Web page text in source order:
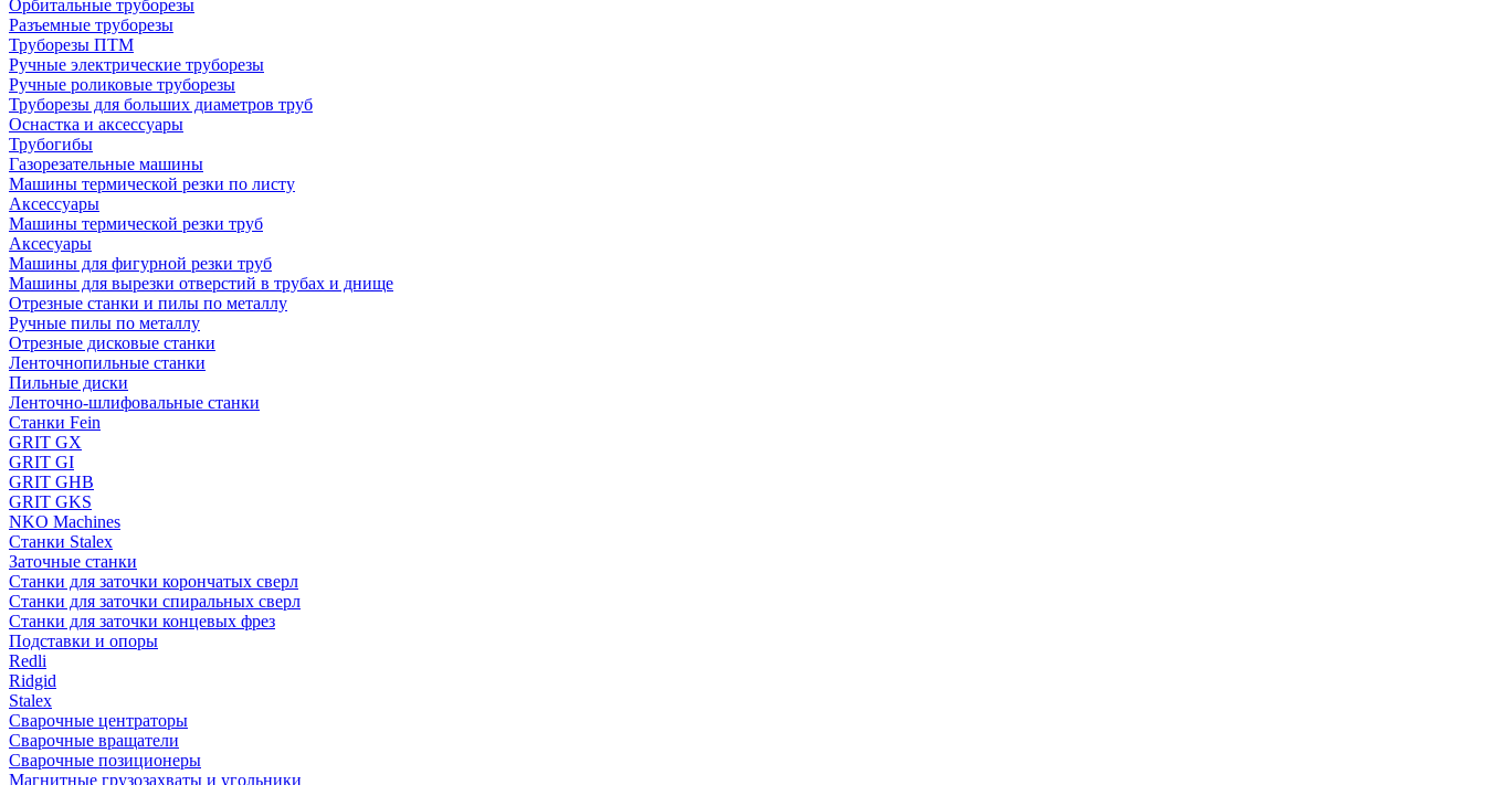
Орбитальные труборезы
Разъемные труборезы
Труборезы ПТМ
Ручные электрические труборезы
Ручные роликовые труборезы
Труборезы для больших диаметров труб
Оснастка и аксессуары
Трубогибы
Газорезательные машины
Машины термической резки по листу
Аксессуары
Машины термической резки труб
Аксесуары
Машины для фигурной резки труб
Машины для вырезки отверстий в трубах и днище
Отрезные станки и пилы по металлу
Ручные пилы по металлу
Отрезные дисковые станки
Ленточнопильные станки
Пильные диски
Ленточно-шлифовальные станки
Станки Fein
GRIT GX
GRIT GI
GRIT GHB
GRIT GKS
NKO Machines
Станки Stalex
Заточные станки
Станки для заточки корончатых сверл
Станки для заточки спиральных сверл
Станки для заточки концевых фрез
Подставки и опоры
Redli
Ridgid
Stalex
Сварочные центраторы
Сварочные вращатели
Сварочные позиционеры
Магнитные грузозахваты и угольники